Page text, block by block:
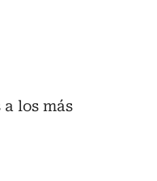
los más